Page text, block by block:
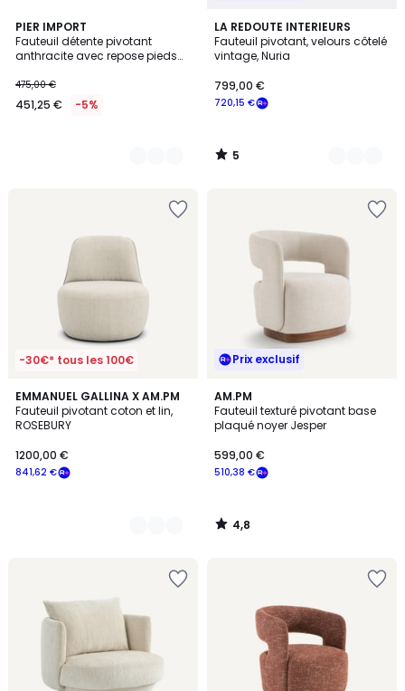
PIER IMPORT
Fauteuil détente pivotant
anthracite avec repose pieds
475,00 €
451,25 € -5%
9
Couleurs
LA REDOUTE INTERIEURS
Fauteuil pivotant, velours côtelé
vintage, Nuria
720,15 €
799,00 €
5
/
5
4
Couleurs
5
/
-30€* tous les 100€
EMMANUEL GALLINA X AM.PM
Fauteuil pivotant coton et lin,
ROSEBURY
841,62 €
1200,00 €
4
Couleurs
Prix exclusif
AM.PM
Fauteuil texturé pivotant base
plaqué noyer Jesper
510,38 €
599,00 €
4,8
/ 5
4,8
/